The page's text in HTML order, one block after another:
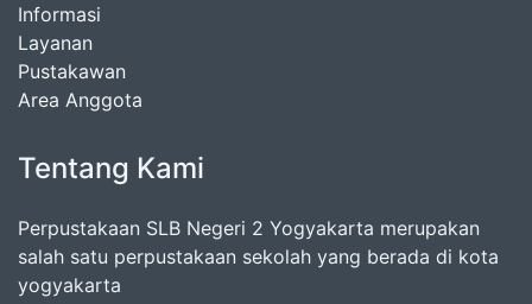
Informasi
Layanan
Pustakawan
Area Anggota
Tentang Kami
Perpustakaan SLB Negeri 2 Yogyakarta merupakan
salah satu perpustakaan sekolah yang berada di kota
yogyakarta